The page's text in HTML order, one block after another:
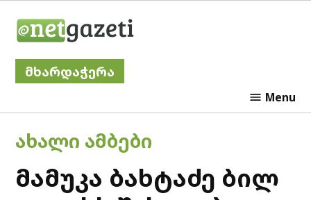
მხარდაჭერა
Menu
POSTED
IN
ᲐᲮᲐᲚᲘ ᲐᲛᲑᲔᲑᲘ
მამუკა ბახტაძე ბილ